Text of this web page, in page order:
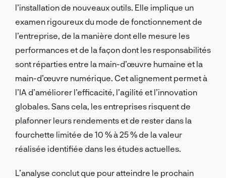
l’installation de nouveaux outils. Elle implique un
examen rigoureux du mode de fonctionnement de
l’entreprise, de la manière dont elle mesure les
performances et de la façon dont les responsabilités
sont réparties entre la main-d’œuvre humaine et la
main-d’œuvre numérique. Cet alignement permet à
l’IA d’améliorer l’efficacité, l’agilité et l’innovation
globales. Sans cela, les entreprises risquent de
plafonner leurs rendements et de rester dans la
fourchette limitée de 10 % à 25 % de la valeur
réalisée identifiée dans les études actuelles.
L’analyse conclut que pour atteindre le prochain